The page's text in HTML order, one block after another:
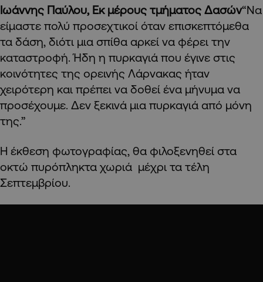
Ιωάννης Παύλου, Εκ μέρους τμήματος Δασών“Να
είμαστε πολύ προσεχτικοί όταν επισκεπτόμεθα
τα δάση, διότι μια σπίθα αρκεί να φέρει την
καταστροφή. Ήδη η πυρκαγιά που έγινε στις
κοινότητες της ορεινής Λάρνακας ήταν
χειρότερη και πρέπει να δοθεί ένα μήνυμα να
προσέχουμε. Δεν ξεκινά μια πυρκαγιά από μόνη
της.”
Η έκθεση φωτογραφίας, θα φιλοξενηθεί στα
οκτώ πυρόπληκτα χωριά μέχρι τα τέλη
Σεπτεμβρίου.